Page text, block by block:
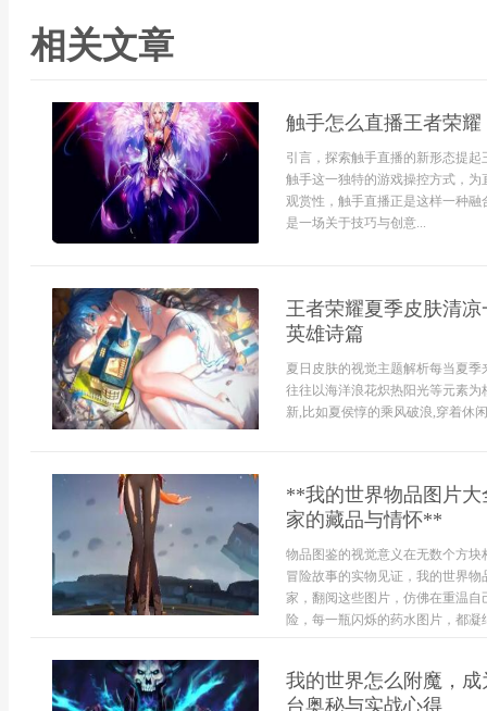
相关文章
触手怎么直播王者荣
引言，探索触手直播的新形态提
触手这一独特的游戏操控方式，
观赏性，触手直播正是这样一种
是一场关于技巧与创意...
王者荣耀夏季皮肤清
英雄诗篇
夏日皮肤的视觉主题解析每当夏
往往以海洋浪花炽热阳光等元素
新,比如夏侯惇的乘风破浪,穿着休
**我的世界物品图片
家的藏品与情怀**
物品图鉴的视觉意义在无数个方
冒险故事的实物见证，我的世界
家，翻阅这些图片，仿佛在重温
险，每一瓶闪烁的药水图片，都
我的世界怎么附魔，
台奥秘与实战心得